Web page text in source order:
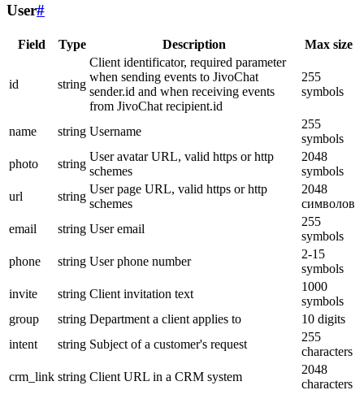
User#
Field Type Description Max size
id string
Client identificator, required parameter
when sending events to JivoChat
sender.id and when receiving events
from JivoChat recipient.id
255
symbols
name string Username
255
symbols
photo
string
User avatar URL, valid https or http
schemes
2048
symbols
url
string
User page URL, valid https or http
schemes
2048
символов
email
string User email
255
symbols
phone
string User phone number
2-15
symbols
invite
string Client invitation text
1000
symbols
group
string Department a client applies to
10 digits
intent
string Subject of a customer's request
255
characters
crm_link string Client URL in a CRM system
2048
characters